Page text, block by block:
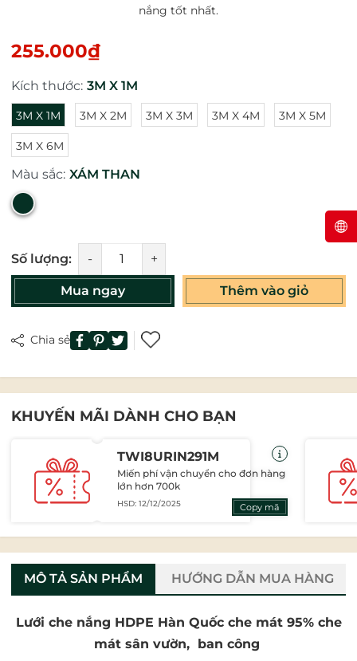
nắng tốt nhất.
255.000₫
Kích thước: 3M X 1M
3M X 1M 3M X 2M 3M X 3M 3M X 4M 3M X 5M
3M X 6M
Màu sắc: XÁM THAN
Số lượng: - +
Mua ngay Thêm vào giỏ
Chia sẻ
KHUYẾN MÃI DÀNH CHO BẠN
TWI8URIN291M
Miến phí vận chuyển cho đơn hàng
lớn hơn 700k
HSD: 12/12/2025 Copy mã
MÔ TẢ SẢN PHẨM HƯỚNG DẪN MUA HÀNG
Lưới che nắng HDPE Hàn Quốc che mát 95% che
mát sân vườn, ban công